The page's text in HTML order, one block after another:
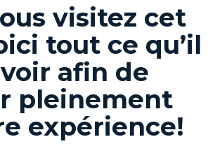
visitez cet
tout ce qu’il
afin de
pleinement
expérience!